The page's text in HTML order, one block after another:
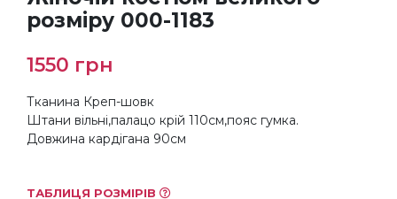
розміру 000-1183
1550 грн
Тканина Креп-шовк
Штани вільні,палацо крій 110см,пояс гумка.
Довжина кардігана 90см
ТАБЛИЦЯ РОЗМІРІВ